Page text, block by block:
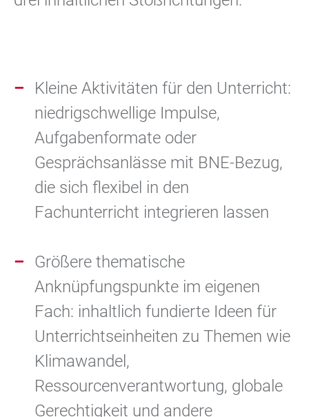
Kleine Aktivitäten für den Unterricht:
niedrigschwellige Impulse,
Aufgabenformate oder
Gesprächsanlässe mit BNE-Bezug,
die sich flexibel in den
Fachunterricht integrieren lassen
Größere thematische
Anknüpfungspunkte im eigenen
Fach: inhaltlich fundierte Ideen für
Unterrichtseinheiten zu Themen wie
Klimawandel,
Ressourcenverantwortung, globale
Gerechtigkeit und andere